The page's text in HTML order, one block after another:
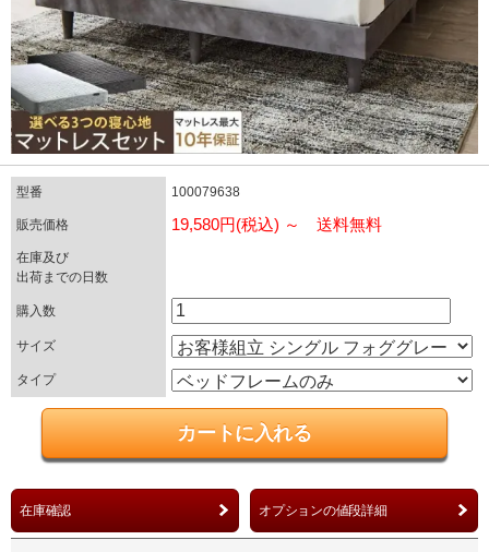
型番 100079638
販売価格 19,580円(税込) ～ 送料無料
在庫及び
出荷までの日数
購入数
サイズ
タイプ
在庫確認 オプションの値段詳細